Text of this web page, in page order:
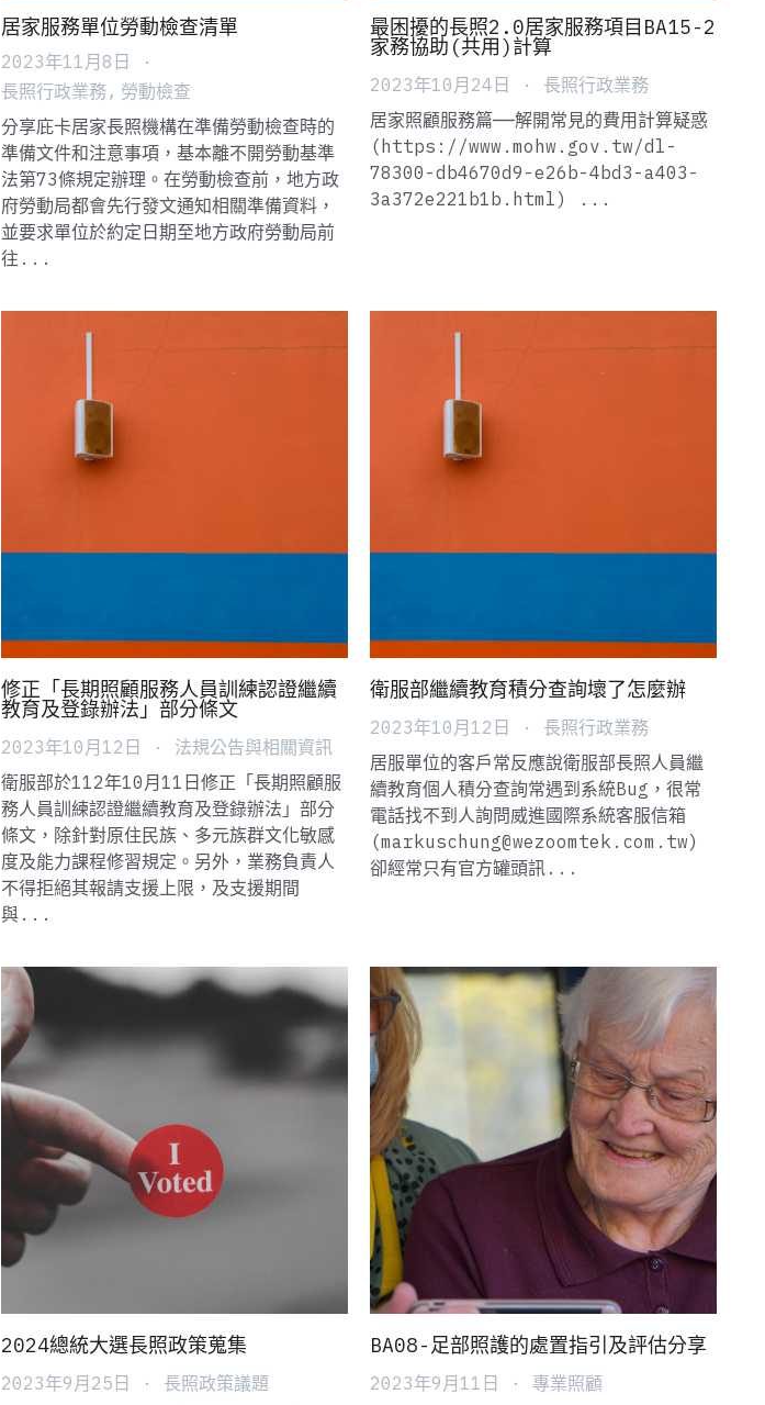
居家服務單位勞動檢查清單
2023年11月8日 ·
長照行政業務, 勞動檢查
分享庇卡居家長照機構在準備勞動檢查時的
準備文件和注意事項，基本離不開勞動基準
法第73條規定辦理。在勞動檢查前，地方政
府勞動局都會先行發文通知相關準備資料，
並要求單位於約定日期至地方政府勞動局前
往...
最困擾的長照2.0居家服務項目BA15-2
家務協助(共用)計算
2023年10月24日 · 長照行政業務
居家照顧服務篇──解開常見的費用計算疑惑
(https://www.mohw.gov.tw/dl-
78300-db4670d9-e26b-4bd3-a403-
3a372e221b1b.html) ...
修正「長期照顧服務人員訓練認證繼續
教育及登錄辦法」部分條文
2023年10月12日 · 法規公告與相關資訊
衛服部於112年10月11日修正「長期照顧服
務人員訓練認證繼續教育及登錄辦法」部分
條文，除針對原住民族、多元族群文化敏感
度及能力課程修習規定。另外，業務負責人
不得拒絕其報請支援上限，及支援期間
與...
衛服部繼續教育積分查詢壞了怎麼辦
2023年10月12日 · 長照行政業務
居服單位的客戶常反應說衛服部長照人員繼
續教育個人積分查詢常遇到系統Bug，很常
電話找不到人詢問威進國際系統客服信箱
(markuschung@wezoomtek.com.tw)
卻經常只有官方罐頭訊...
2024總統大選長照政策蒐集
2023年9月25日 · 長照政策議題
BA08-足部照護的處置指引及評估分享
2023年9月11日 · 專業照顧